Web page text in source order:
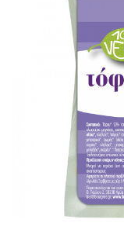
CREME ȘI PASTE
CONDIMENTE
CEAIURI GRECEȘTI
CIOCOLATĂ ȘI CACAO
HEALTHY SNACKS
SUPERALIMENTE
PRODUSE ECO /
PRODUSE